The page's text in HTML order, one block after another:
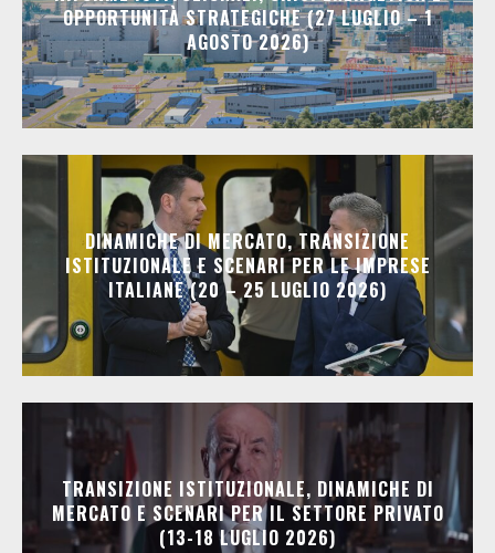
OPPORTUNITÀ STRATEGICHE (27 LUGLIO – 1
AGOSTO 2026)
DINAMICHE DI MERCATO, TRANSIZIONE
ISTITUZIONALE E SCENARI PER LE IMPRESE
ITALIANE (20 – 25 LUGLIO 2026)
TRANSIZIONE ISTITUZIONALE, DINAMICHE DI
MERCATO E SCENARI PER IL SETTORE PRIVATO
(13-18 LUGLIO 2026)